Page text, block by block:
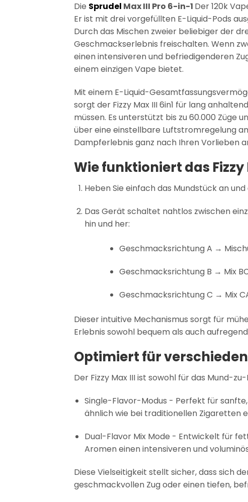
Die Sprudel Max III Pro 6-in-1 Der 120k
Er ist mit drei vorgefüllten E-Liquid-Pods
Durch das Mischen zweier beliebiger der
Geschmackserlebnis freischalten. Wenn
einen intensiveren und befriedigenderen
einem einzigen Vape bietet.
Mit einem E-Liquid-
sorgt der Fizzy Max III 6in1 für lang
müssen. Es unterstützt bis zu 60.000 Züge
über eine einstellbare Luftstromregelung
Dampferlebnis ganz nach Ihren Vorlieben
Wie funktioniert das Fizzy
Heben Sie einfach das Mundstück an
Das Gerät schaltet nahtlos zwischen
hin und her:
Geschmacksrichtung A →
Geschmacksrichtung B → Mix
Geschmacksrichtung C → Mix
Dieser intuitive Mechanismus sorgt für
Erlebnis sowohl bequem als auch
Optimiert für
Der Fizzy Max III ist sowohl für das Mund-
Single-Flavor-Modus - Perfekt für
ähnlich wie bei traditionellen Zigaretten
Dual-Flavor Mix Mode - Entwickelt für
Aromen einen intensiveren und
Diese Vielseitigkeit stellt sicher, dass sich
geschmackvollen Zug oder einen tiefen,